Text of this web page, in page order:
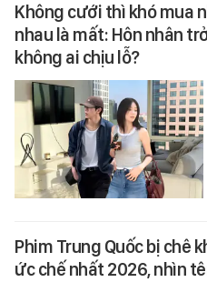
Không cưới thì khó mua
nhau là mất: Hôn nhân
không ai chịu lỗ?
Phim Trung Quốc bị chê
ức chế nhất 2026, nhìn